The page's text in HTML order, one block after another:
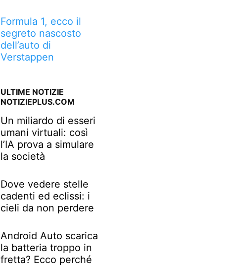
Formula 1, ecco il
segreto nascosto
dell’auto di
Verstappen
ULTIME NOTIZIE
NOTIZIEPLUS.COM
Un miliardo di esseri
umani virtuali: così
l’IA prova a simulare
la società
Dove vedere stelle
cadenti ed eclissi: i
cieli da non perdere
Android Auto scarica
la batteria troppo in
fretta? Ecco perché